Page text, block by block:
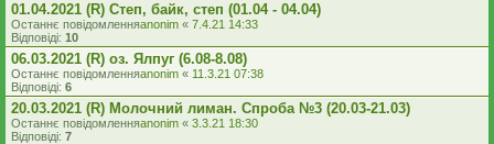
01.04.2021 (R) Степ, байк, степ (01.04 - 04.04)
Останнє повідомленняanonim « 7.4.21 14:33
Відповіді: 10
06.03.2021 (R) оз. Ялпуг (6.08-8.08)
Останнє повідомленняanonim « 11.3.21 07:38
Відповіді: 6
20.03.2021 (R) Молочний лиман. Спроба №3 (20.03-21.03)
Останнє повідомленняanonim « 3.3.21 18:30
Відповіді: 7